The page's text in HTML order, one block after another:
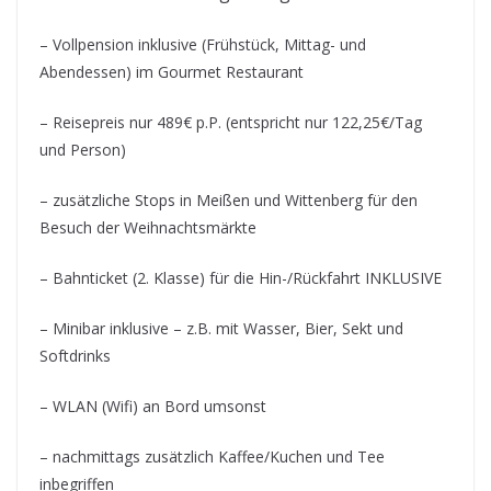
– Vollpension inklusive (Frühstück, Mittag- und
Abendessen) im Gourmet Restaurant
– Reisepreis nur 489€ p.P. (entspricht nur 122,25€/Tag
und Person)
– zusätzliche Stops in Meißen und Wittenberg für den
Besuch der Weihnachtsmärkte
– Bahnticket (2. Klasse) für die Hin-/Rückfahrt INKLUSIVE
– Minibar inklusive – z.B. mit Wasser, Bier, Sekt und
Softdrinks
– WLAN (Wifi) an Bord umsonst
– nachmittags zusätzlich Kaffee/Kuchen und Tee
inbegriffen